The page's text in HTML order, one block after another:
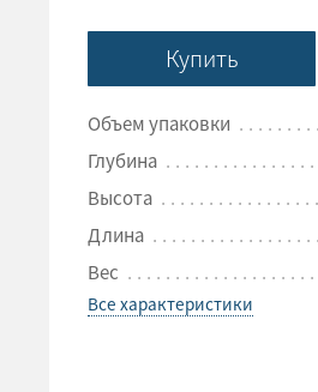
Купить
Объем упаковки
Глубина
Высота
Длина
Вес
Все характеристики